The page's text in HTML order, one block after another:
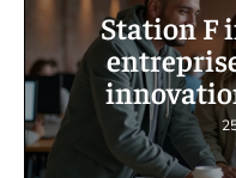
Station F